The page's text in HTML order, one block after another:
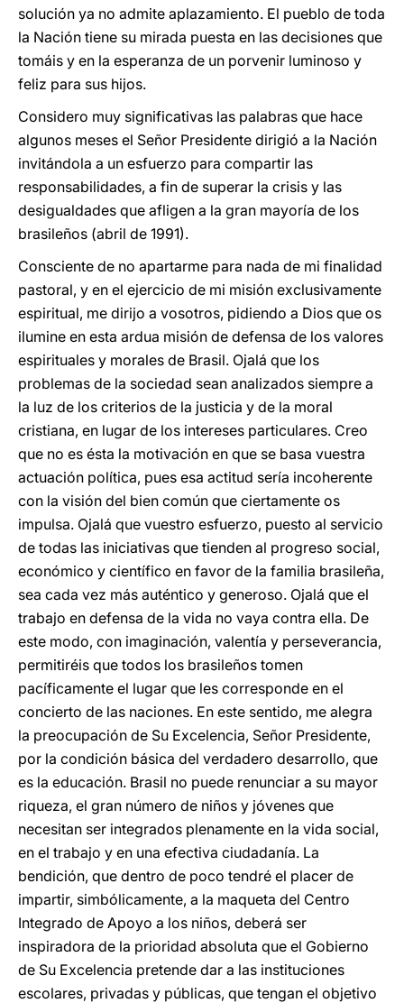
solución ya no admite aplazamiento. El pueblo de toda
la Nación tiene su mirada puesta en las decisiones que
tomáis y en la esperanza de un porvenir luminoso y
feliz para sus hijos.
Considero muy significativas las palabras que hace
algunos meses el Señor Presidente dirigió a la Nación
invitándola a un esfuerzo para compartir las
responsabilidades, a fin de superar la crisis y las
desigualdades que afligen a la gran mayoría de los
brasileños (abril de 1991).
Consciente de no apartarme para nada de mi finalidad
pastoral, y en el ejercicio de mi misión exclusivamente
espiritual, me dirijo a vosotros, pidiendo a Dios que os
ilumine en esta ardua misión de defensa de los valores
espirituales y morales de Brasil. Ojalá que los
problemas de la sociedad sean analizados siempre a
la luz de los criterios de la justicia y de la moral
cristiana, en lugar de los intereses particulares. Creo
que no es ésta la motivación en que se basa vuestra
actuación política, pues esa actitud sería incoherente
con la visión del bien común que ciertamente os
impulsa. Ojalá que vuestro esfuerzo, puesto al servicio
de todas las iniciativas que tienden al progreso social,
económico y científico en favor de la familia brasileña,
sea cada vez más auténtico y generoso. Ojalá que el
trabajo en defensa de la vida no vaya contra ella. De
este modo, con imaginación, valentía y perseverancia,
permitiréis que todos los brasileños tomen
pacíficamente el lugar que les corresponde en el
concierto de las naciones. En este sentido, me alegra
la preocupación de Su Excelencia, Señor Presidente,
por la condición básica del verdadero desarrollo, que
es la educación. Brasil no puede renunciar a su mayor
riqueza, el gran número de niños y jóvenes que
necesitan ser integrados plenamente en la vida social,
en el trabajo y en una efectiva ciudadanía. La
bendición, que dentro de poco tendré el placer de
impartir, simbólicamente, a la maqueta del Centro
Integrado de Apoyo a los niños, deberá ser
inspiradora de la prioridad absoluta que el Gobierno
de Su Excelencia pretende dar a las instituciones
escolares, privadas y públicas, que tengan el objetivo